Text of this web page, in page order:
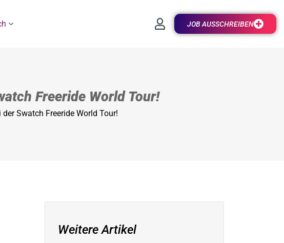
JOB AUSSCHREIBEN
Freeride World Tour!
Swatch Freeride World Tour!
Weitere Artikel